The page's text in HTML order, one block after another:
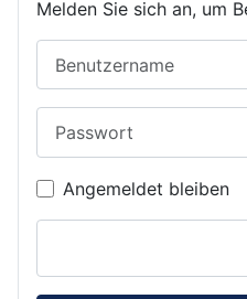
Melden Sie sich an, um
Angemeldet bleiben